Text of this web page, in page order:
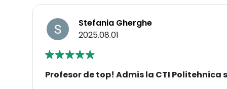
Stefania Gherghe
2025.08.01
Profesor de top! Admis la CTI Politehnica